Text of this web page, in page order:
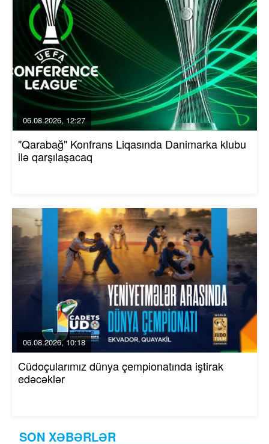
SON XƏBƏRLƏR
06.08.2026, 12:27
"Qarabağ" Konfrans Liqasında Danimarka klubu
ilə qarşılaşacaq
06.08.2026, 10:18
Cüdoçularımız dünya çempionatında iştirak
edəcəklər